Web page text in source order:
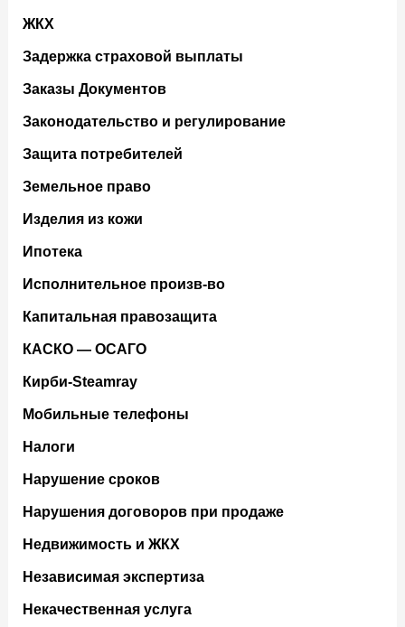
ЖКХ
Задержка страховой выплаты
Заказы Документов
Законодательство и регулирование
Защита потребителей
Земельное право
Изделия из кожи
Ипотека
Исполнительное произв-во
Капитальная правозащита
КАСКО — ОСАГО
Кирби-Steamray
Мобильные телефоны
Налоги
Нарушение сроков
Нарушения договоров при продаже
Недвижимость и ЖКХ
Независимая экспертиза
Некачественная услуга